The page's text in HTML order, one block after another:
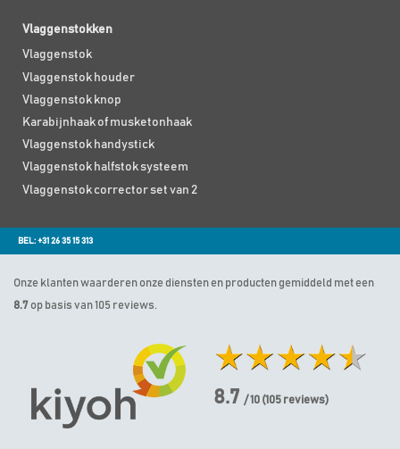
Vlaggenstokken
Vlaggenstok
Vlaggenstok houder
Vlaggenstok knop
Karabijnhaak of musketonhaak
Vlaggenstok handystick
Vlaggenstok halfstok systeem
Vlaggenstok corrector set van 2
BEL: +31 26 35 15 313
Onze klanten waarderen onze diensten en producten gemiddeld met een
8.7 op basis van 105 reviews.
8.7 / 10 (105 reviews)